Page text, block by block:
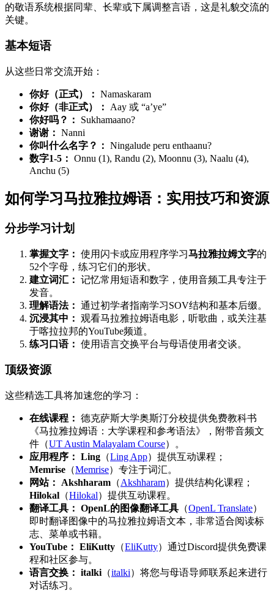
的敬语系统根据同辈、长辈或下属调整言语，这是礼貌交流的
关键。
基本短语
从这些日常交流开始：
你好（正式）： Namaskaram
你好（非正式）：
Aay 或 “a’ye”
你好吗？：
Sukhamaano?
谢谢： Nanni
你叫什么名字？： Ningalude peru enthaanu?
数字1-5： Onnu (1), Randu (2), Moonnu (3), Naalu (4),
Anchu (5)
如何学习马拉雅拉姆语：实用技巧和资源
分步学习计划
掌握文字： 使用闪卡或应用程序学习马拉雅拉姆文字的
52个字母，练习它们的形状。
建立词汇： 记忆常用短语和数字，使用音频工具专注于
发音。
理解语法： 通过初学者指南学习SOV结构和基本后缀。
沉浸其中： 观看马拉雅拉姆语电影，听歌曲，或关注基
于喀拉拉邦的YouTube频道。
练习口语： 使用语言交换平台与母语使用者交谈。
顶级资源
这些精选工具将加速您的学习：
在线课程： 德克萨斯大学奥斯汀分校提供免费教科书
《马拉雅拉姆语：大学课程和参考语法》，附带音频文
件（UT Austin Malayalam Course）。
应用程序： Ling （Ling App）提供互动课程；
Memrise （Memrise）专注于词汇。
网站：
Akshharam （Akshharam）提供结构化课程；
Hilokal （Hilokal）提供互动课程。
翻译工具： OpenL的图像翻译工具 （OpenL Translate）
即时翻译图像中的马拉雅拉姆语文本，非常适合阅读标
志、菜单或书籍。
YouTube： EliKutty （EliKutty）通过Discord提供免费课
程和社区参与。
语言交换： italki （italki）将您与母语导师联系起来进行
对话练习。